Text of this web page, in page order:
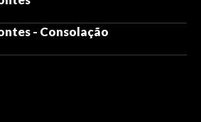
- Consolação